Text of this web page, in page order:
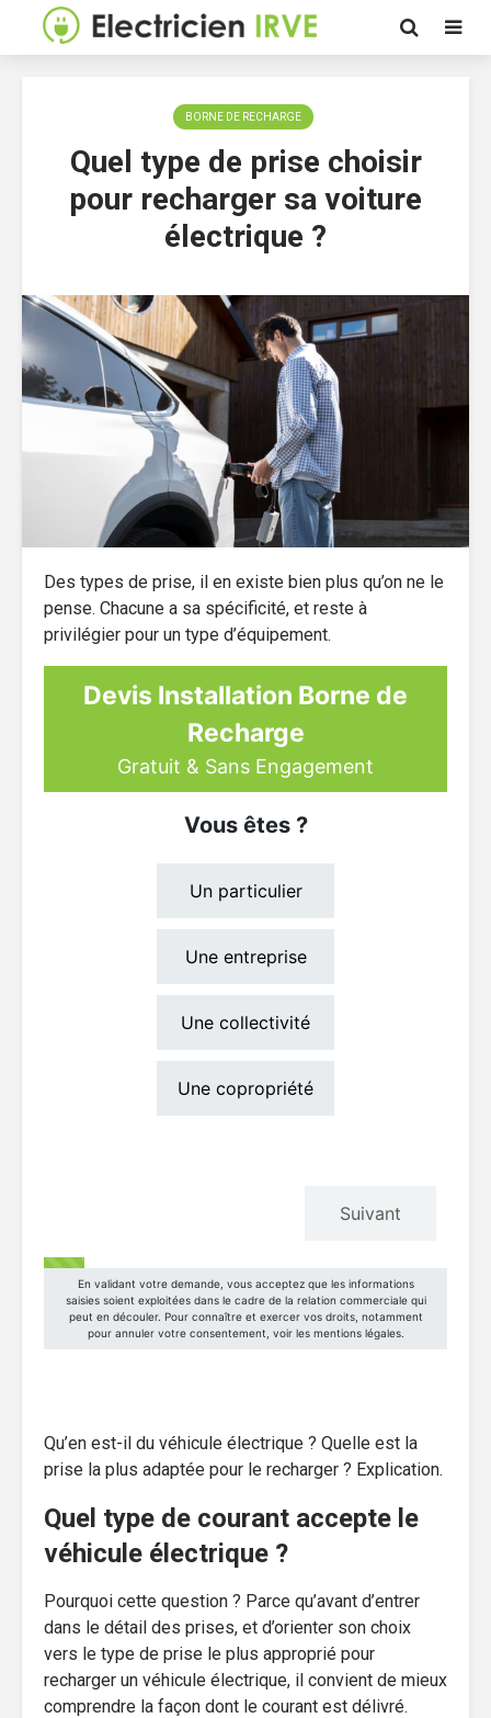
BORNE DE RECHARGE
Quel type de prise choisir
pour recharger sa voiture
électrique ?
Des types de prise, il en existe bien plus qu’on ne le
pense. Chacune a sa spécificité, et reste à
privilégier pour un type d’équipement.
Qu’en est-il du véhicule électrique ? Quelle est la
prise la plus adaptée pour le recharger ? Explication.
Quel type de courant accepte le
véhicule électrique ?
Pourquoi cette question ? Parce qu’avant d’entrer
dans le détail des prises, et d’orienter son choix
vers le type de prise le plus approprié pour
recharger un véhicule électrique, il convient de mieux
comprendre la façon dont le courant est délivré.